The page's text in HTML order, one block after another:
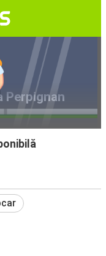
Perpignan